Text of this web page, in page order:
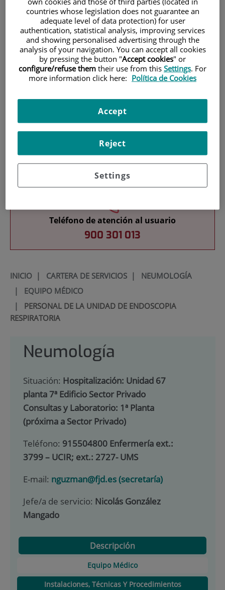
Investigación
Docencia
Teléfono de atención al usuario
900 301 013
INICIO| CARTERA DE SERVICIOS| NEUMOLOGÍA
| EQUIPO MÉDICO
| PERSONAL DE LA UNIDAD DE ENDOSCOPIA
RESPIRATORIA
Neumología
Situación: Hospitalización: Unidad 67
planta 7ª Edificio Sector Privado
Consultas y Laboratorio: 1ª Planta
(próxima a Sector Privado)
Teléfono: 915504800 Enfermería ext.:
3799 – UCIR; ext.: 2727- UMS
E-mail: nguzman@fjd.es (secretaría)
Jefe/a de servicio: Nicolás González
Mangado
Descripción
Equipo Médico
Instalaciones, Técnicas Y Procedimientos
countries whose legislation does not guarantee an
adequate level of data protection) for user
authentication, statistical analysis, improving services
and showing personalised advertising through the
analysis of your navigation. You can accept all cookies
by pressing the button "Accept cookies" or
configure/refuse them their use from this Settings. For
more information click here: Política de Cookies
Settings
Reject
Accept